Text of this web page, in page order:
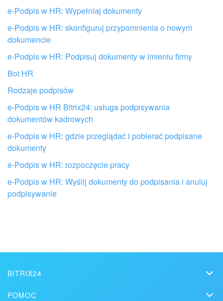
Otrzymaj pomoc przy konfiguracji
Bitrix24 od lokalnych specjalistów
ZNAJDŹ PARTNERA BITRIX24 W POBLIŻU
e-Podpis w HR: Wypełniaj dokumenty
e-Podpis w HR: skonfiguruj przypomnienia o nowym
dokumencie
e-Podpis w HR: Podpisuj dokumenty w imieniu firmy
Bot HR
Rodzaje podpisów
e-Podpis w HR Bitrix24: usługa podpisywania
dokumentów kadrowych
e-Podpis w HR: gdzie przeglądać i pobierać podpisane
dokumenty
e-Podpis w HR: rozpoczęcie pracy
e-Podpis w HR: Wyślij dokumenty do podpisania i anuluj
podpisywanie
BITRIX24
POMOC